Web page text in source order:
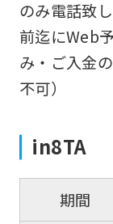
のみ電話致
前迄にWeb
み・ご入金
不可）
in8TA
期間